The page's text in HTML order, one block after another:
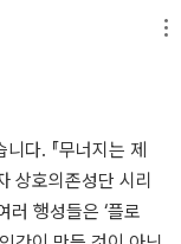
우-패트릭. 상호의
교회의 수장. 1순위
오른 후 수없는 암
의 소멸을 막고 인
낮은 후계자이지만
는 인물. 플로우의
다. 『무너지는 제
상호의존성단 시리
러 행성들은 ‘플로